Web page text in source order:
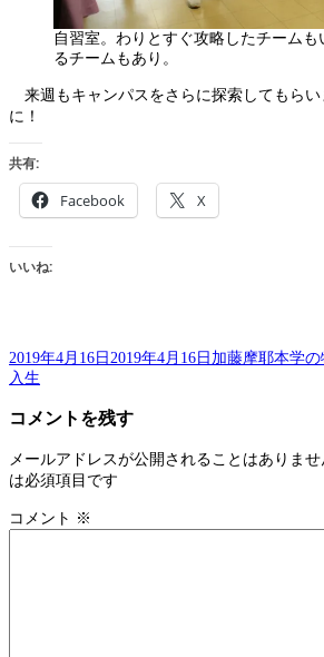
自習室。わりとすぐ攻略したチームも
るチームもあり。
来週もキャンパスをさらに探索してもら
に！
共有:
Facebook X
いいね:
投
稿
2019年4月16日 2019年4月16日 作
加藤摩耶カ
本学の
入生
コメントを残す
メールアドレスが公開されることはありませ
は必須項目です
コメント ※